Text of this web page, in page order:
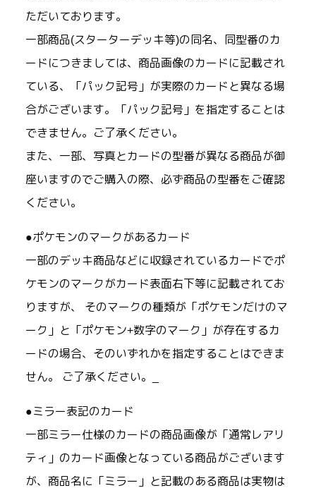
ただいております。
一部商品(スターターデッキ等)の同名、同型番のカ
ードにつきましては、商品画像のカードに記載され
ている、「パック記号」が実際のカードと異なる場
合がございます。「パック記号」を指定することは
できません。ご了承ください。
また、一部、写真とカードの型番が異なる商品が御
座いますのでご購入の際、必ず商品の型番をご確認
ください。
●ポケモンのマークがあるカード
一部のデッキ商品などに収録されているカードでポ
ケモンのマークがカード表面右下等に記載されてお
りますが、 そのマークの種類が「ポケモンだけのマ
ーク」と「ポケモン+数字のマーク」が存在するカ
ードの場合、そのいずれかを指定することはできま
せん。 ご了承ください。_
●ミラー表記のカード
一部ミラー仕様のカードの商品画像が「通常レアリ
ティ」のカード画像となっている商品がございます
が、商品名に「ミラー」と記載のある商品は実物は